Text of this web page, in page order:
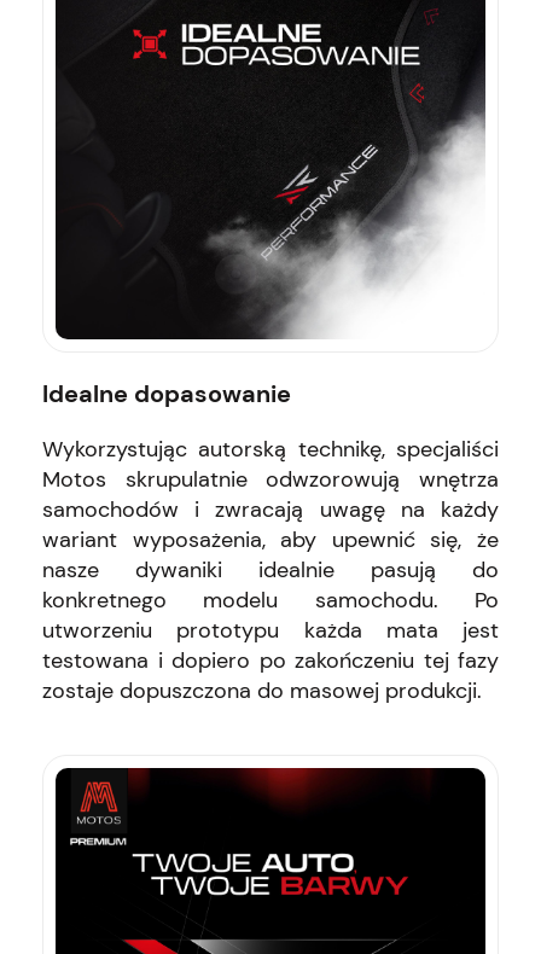
Idealne dopasowanie
Wykorzystując autorską technikę, specjaliści
Motos skrupulatnie odwzorowują wnętrza
samochodów i zwracają uwagę na każdy
wariant wyposażenia, aby upewnić się, że
nasze dywaniki idealnie pasują do
konkretnego modelu samochodu. Po
utworzeniu prototypu każda mata jest
testowana i dopiero po zakończeniu tej fazy
zostaje dopuszczona do masowej produkcji.